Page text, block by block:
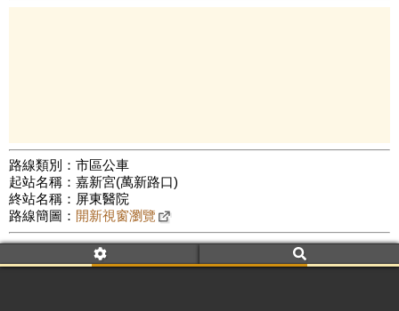
路線類別：市區公車
起站名稱：嘉新宮(萬新路口)
終站名稱：屏東醫院
路線簡圖： 開新視窗瀏覽
附屬名稱：小黃公車702
車頭描述：嘉新宮(萬新路口)
屏東醫院(萬丹玉成線)
公車數量: 累計8374、上線7093